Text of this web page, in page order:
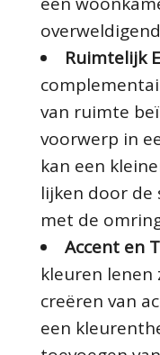
Ruimtelijk
van ruimte
voorwerp in
kan een
lijken door de
met de
Accent en
kleuren
creëren van
een